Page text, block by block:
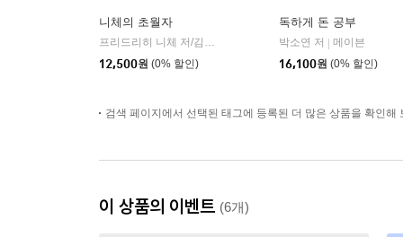
니체의 초월자
12,500원 (0% 할인)
독하게 돈 공부
박소연 저 | 메이븐
16,100원 (0% 할인)
검색 페이지에서 선택된 태그에 등록된 더 많은 상품을 확인해
이 상품의 이벤트 (6개)